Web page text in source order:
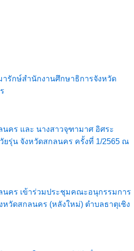
ารักษ์สำนักงานศึกษาธิการจังหวัด
นคร และ นางสาวจุฑามาศ อิศระ
รุ่น จังหวัดสกลนคร ครั้งที่ 1/2565 ณ
นคร เข้าร่วมประชุมคณะอนุกรรมการ
วัดสกลนคร (หลังใหม่) ตำบลธาตุเชิง